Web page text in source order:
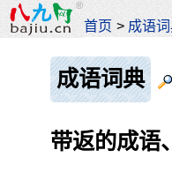
首页 > 成语
成语词典
带返的成语